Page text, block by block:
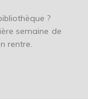
?
semaine de
rentre.